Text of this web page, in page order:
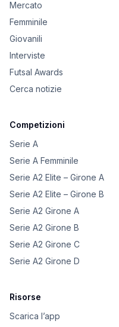
Mercato
Femminile
Giovanili
Interviste
Futsal Awards
Cerca notizie
Competizioni
Serie A
Serie A Femminile
Serie A2 Elite – Girone A
Serie A2 Elite – Girone B
Serie A2 Girone A
Serie A2 Girone B
Serie A2 Girone C
Serie A2 Girone D
Risorse
Scarica l’app